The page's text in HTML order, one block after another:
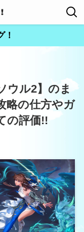
！
ウル2】のま
略の仕方やガ
の評価!!